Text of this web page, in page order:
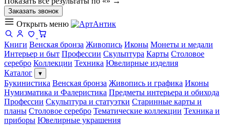
Заказать звонок
Открыть меню
Книги Венская бронза Живопись Иконы Монеты и медали
Интерьер и быт Профессии Скульптура Карты Столовое
серебро Коллекции Техника Ювелирные изделия
Каталог
▾
Букинистика Венская бронза Живопись и графика Иконы
Нумизматика и Фалеристика Предметы интерьера и обихода
Профессии Скульптура и статуэтки Старинные карты и
планы Столовое серебро Тематические коллекции Техника и
приборы Ювелирные украшения